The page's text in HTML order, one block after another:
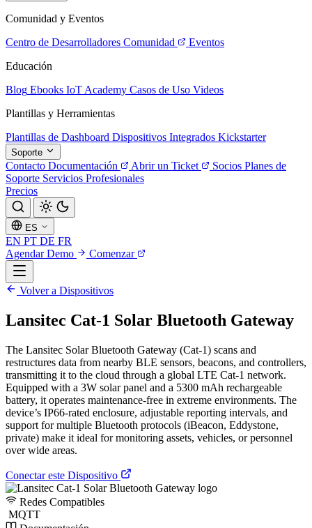
Comunidad y Eventos
Centro de Desarrolladores Comunidad
Eventos
Educación
Blog Ebooks IoT Academy Casos de Uso Videos
Plantillas y Herramientas
Plantillas de Dashboard Dispositivos Integrados Kickstarter
Soporte
Contacto Documentación Abrir un Ticket Socios Planes de
Soporte Servicios Profesionales
Precios
ES
EN PT DE FR
Agendar Demo
Comenzar
Volver a Dispositivos
Lansitec Cat-1 Solar Bluetooth Gateway
The Lansitec Solar Bluetooth Gateway (Cat-1) scans and
restructures data from nearby BLE sensors, beacons, and controllers,
transmitting it to the cloud through a global LTE Cat-1 network.
Equipped with a 3W solar panel and a 5300 mAh rechargeable
battery, it operates maintenance-free in extreme environments. The
device’s IP66-rated enclosure, adjustable reporting intervals, and
support for multiple Bluetooth protocols (iBeacon, Eddystone,
private) make it ideal for monitoring assets, vehicles, or personnel
over wide areas.
Conectar este Dispositivo
Redes Compatibles
MQTT